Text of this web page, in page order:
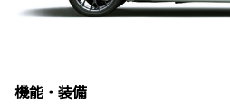
機能・装備